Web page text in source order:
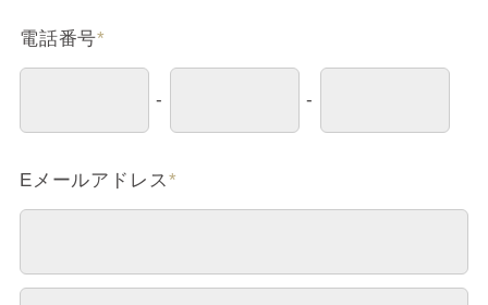
電話番号*
- -
Eメールアドレス*